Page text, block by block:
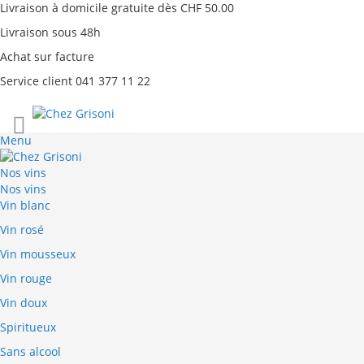
Livraison à domicile gratuite dès CHF 50.00
Livraison sous 48h
Achat sur facture
Service client 041 377 11 22
Menu
Nos vins
Nos vins
Vin blanc
Vin rosé
Vin mousseux
Vin rouge
Vin doux
Spiritueux
Sans alcool